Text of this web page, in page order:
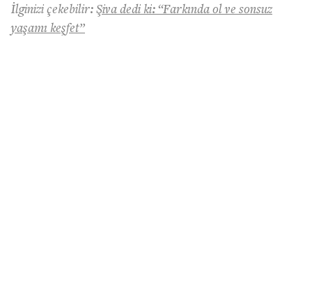
İlginizi çekebilir: Şiva dedi ki: “Farkında ol ve sonsuz
yaşamı keşfet”